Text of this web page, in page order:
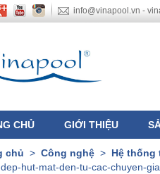
info@vinapool.vn -
CHỦ GIỚI THIỆU
chủ > Công nghệ > Hệ
hut-mat-den-tu-cac-chuyen-